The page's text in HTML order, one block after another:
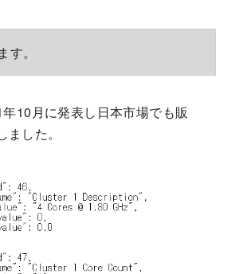
。
10月に発表し日本市場でも販
した。